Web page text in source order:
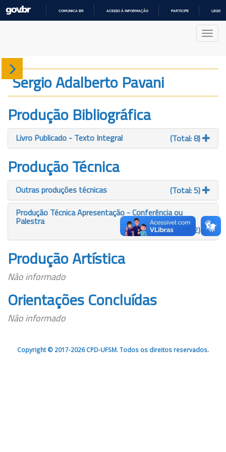
COMUNICA BR ACESSO À INFORMAÇÃO PARTICIPE
Sobre
Produção
Projetos
Gráficos
Sergio Adalberto Pavani
Produção Bibliográfica
Livro Publicado - Texto Integral (Total: 8)
Produção Técnica
Outras produções técnicas
(Total: 5)
Produção Técnica Apresentação - Conferência ou
Palestra
(Total: 2)
Produção Artística
Não informado
Orientações Concluídas
Não informado
Copyright © 2017-2026 CPD-UFSM. Todos os direitos reservados.